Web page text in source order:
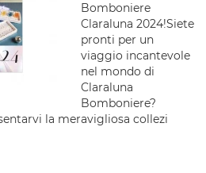
Bomboniere
Claraluna 2024!Siete
pronti per un
viaggio incantevole
nel mondo di
Claraluna
Bomboniere?
la meravigliosa collezi